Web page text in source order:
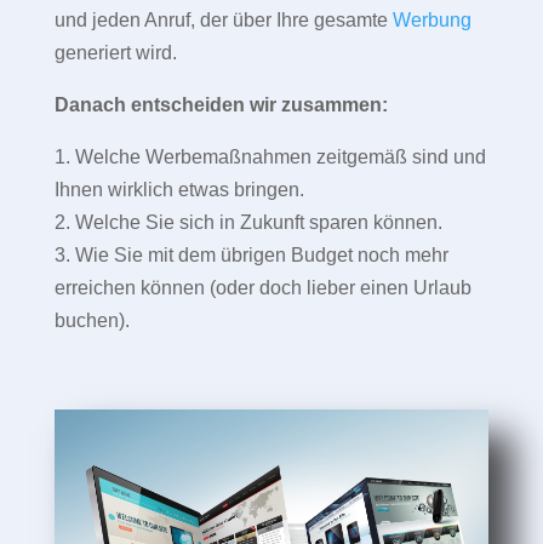
und jeden Anruf, der über Ihre gesamte Werbung
generiert wird.
Danach entscheiden wir zusammen:
1. Welche Werbemaßnahmen zeitgemäß sind und
Ihnen wirklich etwas bringen.
2. Welche Sie sich in Zukunft sparen können.
3. Wie Sie mit dem übrigen Budget noch mehr
erreichen können (oder doch lieber einen Urlaub
buchen).